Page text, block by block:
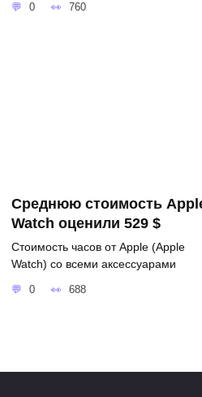
0 760
Среднюю стоимость
Watch оценили 529 $
Стоимость часов от Apple (Apple
Watch) со всеми аксессуарами
0 688